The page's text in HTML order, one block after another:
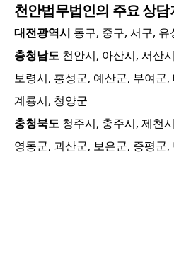
천안법무법인의 주요 상담
대전광역시 동구, 중구, 서구, 유
충청남도 천안시, 아산시, 서산
보령시, 홍성군, 예산군, 부여군
계룡시, 청양군
충청북도 청주시, 충주시, 제천
영동군, 괴산군, 보은군, 증평군,